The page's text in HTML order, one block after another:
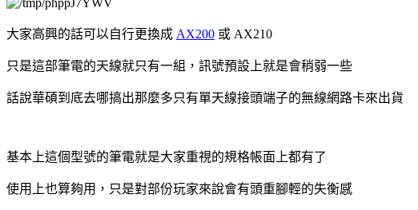
大家高興的話可以自行更換成 AX200 或 AX210
只是這部筆電的天線就只有一組，訊號預設上就是會稍弱一些
話說華碩到底去哪搞出那麼多只有單天線接頭端子的無線網路卡來出貨
基本上這個型號的筆電就是大家重視的規格帳面上都有了
使用上也算夠用，只是對部份玩家來說會有頭重腳輕的失衡感